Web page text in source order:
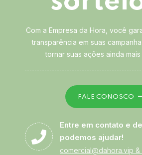
Com a Empresa da Hora, você
transparência em suas
tornar suas ações ainda
FALE CONOSCO
Entre em contato e
podemos ajudar!
comercial@dahora.vip &